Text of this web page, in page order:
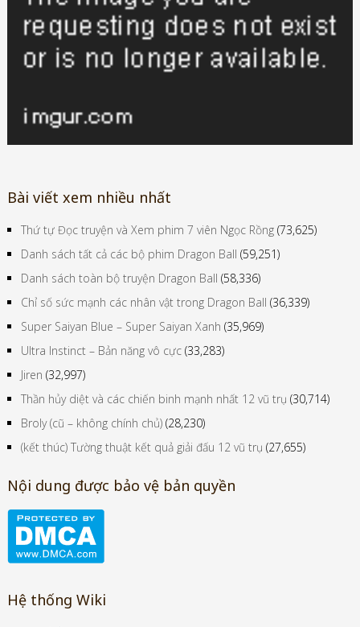
Bài viết xem nhiều nhất
Thứ tự Đọc truyện và Xem phim 7 viên Ngọc Rồng (73,625)
Danh sách tất cả các bộ phim Dragon Ball (59,251)
Danh sách toàn bộ truyện Dragon Ball (58,336)
Chỉ số sức mạnh các nhân vật trong Dragon Ball (36,339)
Super Saiyan Blue – Super Saiyan Xanh (35,969)
Ultra Instinct – Bản năng vô cực (33,283)
Jiren (32,997)
Thần hủy diệt và các chiến binh mạnh nhất 12 vũ trụ (30,714)
Broly (cũ – không chính chủ) (28,230)
(kết thúc) Tường thuật kết quả giải đấu 12 vũ trụ (27,655)
Nội dung được bảo vệ bản quyền
Hệ thống Wiki